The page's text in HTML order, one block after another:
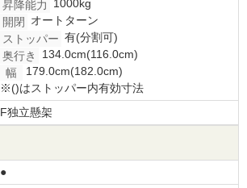
昇降能力
1000kg
開閉
オートターン
ストッパー 有(分割可)
奥行き
134.0cm(116.0cm)
幅
179.0cm(182.0cm)
※()はストッパー内有効寸法
F独立懸架
●